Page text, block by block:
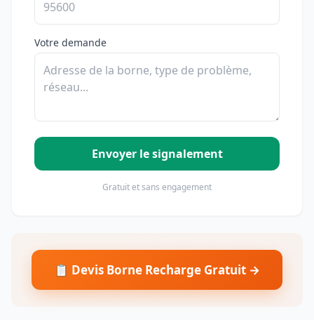
Votre demande
Envoyer le signalement
Gratuit et sans engagement
📋 Devis Borne Recharge Gratuit →